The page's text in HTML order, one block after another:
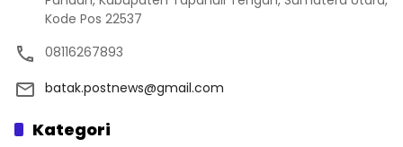
Kode Pos 22537
08116267893
batak.postnews@gmail.com
Kategori